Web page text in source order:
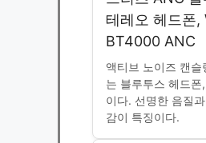
테레오 헤드폰,
BT4000 ANC
액티브 노이즈 캔슬
는 블루투스 헤드폰
이다. 선명한 음질
감이 특징이다.